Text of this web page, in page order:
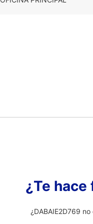
¿Te
¿DABAIE2D769